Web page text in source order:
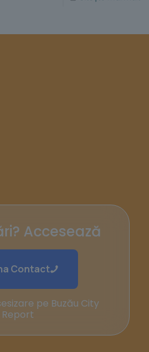
Accesează
Contact
pe Buzău City
Report